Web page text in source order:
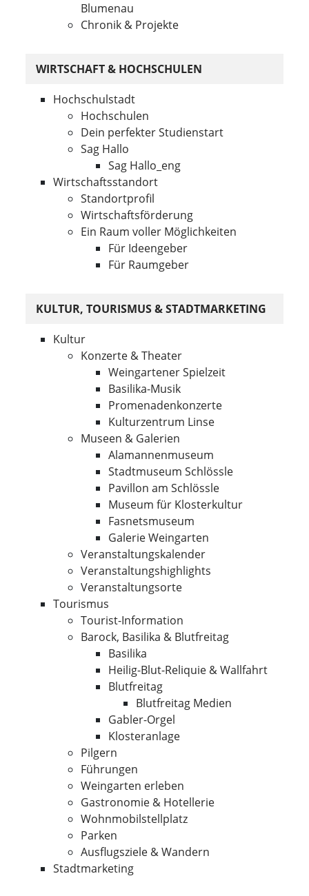
Blumenau
Chronik & Projekte
WIRTSCHAFT & HOCHSCHULEN
Hochschulstadt
Hochschulen
Dein perfekter Studienstart
Sag Hallo
Sag Hallo_eng
Wirtschaftsstandort
Standortprofil
Wirtschaftsförderung
Ein Raum voller Möglichkeiten
Für Ideengeber
Für Raumgeber
KULTUR, TOURISMUS & STADTMARKETING
Kultur
Konzerte & Theater
Weingartener Spielzeit
Basilika-Musik
Promenadenkonzerte
Kulturzentrum Linse
Museen & Galerien
Alamannenmuseum
Stadtmuseum Schlössle
Pavillon am Schlössle
Museum für Klosterkultur
Fasnetsmuseum
Galerie Weingarten
Veranstaltungskalender
Veranstaltungshighlights
Veranstaltungsorte
Tourismus
Tourist-Information
Barock, Basilika & Blutfreitag
Basilika
Heilig-Blut-Reliquie & Wallfahrt
Blutfreitag
Blutfreitag Medien
Gabler-Orgel
Klosteranlage
Pilgern
Führungen
Weingarten erleben
Gastronomie & Hotellerie
Wohnmobilstellplatz
Parken
Ausflugsziele & Wandern
Stadtmarketing